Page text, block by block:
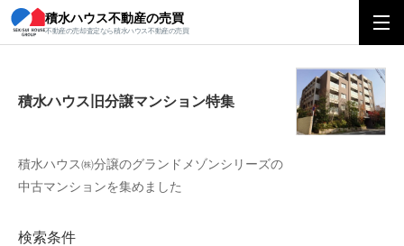
積水ハウス不動産の売買
不動産の売却査定なら積水ハウス不動産の売買
積水ハウス旧分譲マンション特集
積水ハウス旧分譲マンション特集
積水ハウス㈱分譲のグランドメゾンシリーズの
中古マンションを集めました
検索条件